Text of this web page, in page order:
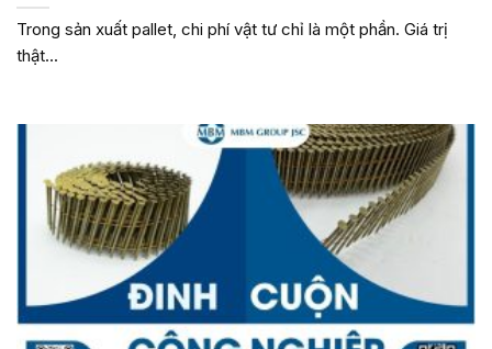
Trong sản xuất pallet, chi phí vật tư chỉ là một phần. Giá trị
thật...